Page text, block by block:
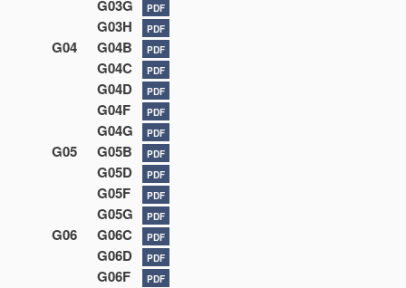
G03G PDF
G03H PDF
G04 G04B PDF
G04C PDF
G04D PDF
G04F PDF
G04G PDF
G05 G05B PDF
G05D PDF
G05F PDF
G05G PDF
G06 G06C PDF
G06D PDF
G06F PDF